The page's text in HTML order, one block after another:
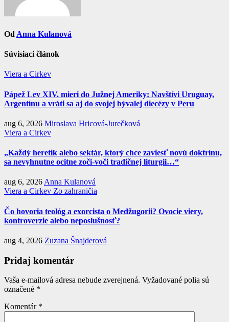
Od Anna Kulanová
Súvisiaci článok
Viera a Cirkev
Pápež Lev XIV. mieri do Južnej Ameriky: Navštívi Uruguay,
Argentínu a vráti sa aj do svojej bývalej diecézy v Peru
aug 6, 2026 Miroslava Hricová-Jurečková
Viera a Cirkev
„Každý heretik alebo sektár, ktorý chce zaviesť novú doktrínu,
sa nevyhnutne ocitne zoči-voči tradičnej liturgii…“
aug 6, 2026 Anna Kulanová
Viera a Cirkev Zo zahraničia
Čo hovoria teológ a exorcista o Medžugorii? Ovocie viery,
kontroverzie alebo neposlušnosť?
aug 4, 2026 Zuzana Šnajderová
Pridaj komentár
Vaša e-mailová adresa nebude zverejnená. Vyžadované polia sú
označené *
Komentár *